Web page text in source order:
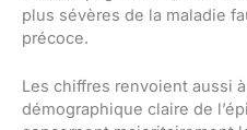
plus sévères de la maladie
précoce.
Les chiffres renvoient aussi
démographique claire de